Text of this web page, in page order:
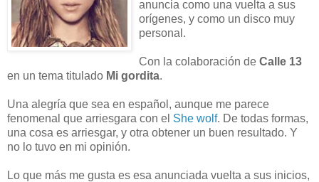
anuncia como una vuelta a sus
orígenes, y como un disco muy
personal.
Con la colaboración de Calle 13
en un tema titulado Mi gordita.
Una alegría que sea en español, aunque me parece
fenomenal que arriesgara con el She wolf. De todas formas,
una cosa es arriesgar, y otra obtener un buen resultado. Y
no lo tuvo en mi opinión.
Lo que más me gusta es esa anunciada vuelta a sus inicios,